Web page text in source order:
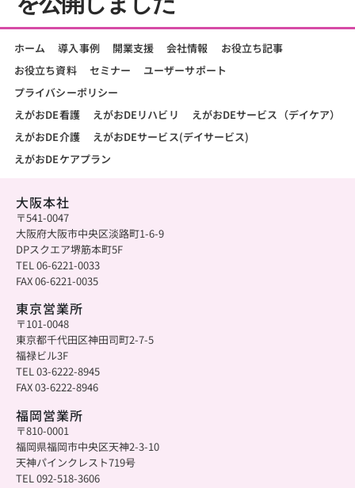
ホーム 導入事例 開業支援 会社情報
お役立ち記事
お役立ち資料
セミナー
ユーザーサポート
プライバシーポリシー
えがおDE看護
えがおDEリハビリ
えがおDEサービス（デイケア）
えがおDE介護
えがおDEサービス(デイサービス)
えがおDEケアプラン
大阪本社
〒541-0047
大阪府大阪市中央区淡路町1-6-9
DPスクエア堺筋本町5F
TEL 06-6221-0033
FAX 06-6221-0035
東京営業所
〒101-0048
東京都千代田区神田司町2-7-5
福禄ビル3F
TEL 03-6222-8945
FAX 03-6222-8946
福岡営業所
〒810-0001
福岡県福岡市中央区天神2-3-10
天神パインクレスト719号
TEL 092-518-3606